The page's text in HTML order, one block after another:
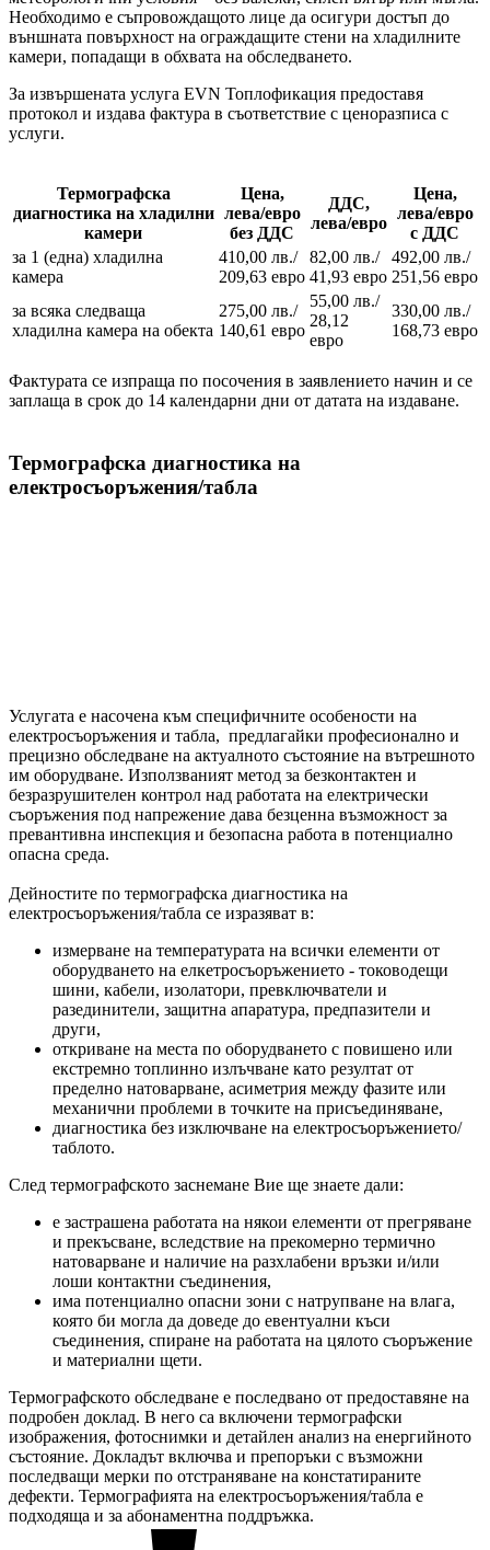
Необходимо е съпровождащото лице да осигури достъп до
външната повърхност на ограждащите стени на хладилните
камери, попадащи в обхвата на обследването.
За извършената услуга EVN Топлофикация предоставя
протокол и издава фактура в съответствие с ценоразписа с
услуги.
Термографска
диагностика на хладилни
камери
Цена,
лева/евро
без ДДС
ДДС,
лева/евро
Цена,
лева/евро
с ДДС
за 1 (една) хладилна
камера
410,00 лв./
209,63 евро
82,00 лв./
41,93 евро
492,00 лв./
251,56 евро
за всяка следваща
хладилна камера на обекта
275,00 лв./
140,61 евро
55,00 лв./
28,12
евро
330,00 лв./
168,73 евро
Фактурата се изпраща по посочения в заявлението начин и се
заплаща в срок до 14 календарни дни от датата на издаване.
Термографска диагностика на
електросъоръжения/табла
Услугата е насочена към специфичните особености на
електросъоръжения и табла, предлагайки професионално и
прецизно обследване на актуалното състояние на вътрешното
им оборудване. Използваният метод за безконтактен и
безразрушителен контрол над работата на електрически
съоръжения под напрежение дава безценна възможност за
превантивна инспекция и безопасна работа в потенциално
опасна среда.
Дейностите по термографска диагностика на
електросъоръжения/табла се изразяват в:
измерване на температурата на всички елементи от
оборудването на елкетросъоръжението - тоководещи
шини, кабели, изолатори, превключватели и
разединители, защитна апаратура, предпазители и
други,
откриване на места по оборудването с повишено или
екстремно топлинно излъчване като резултат от
пределно натоварване, асиметрия между фазите или
механични проблеми в точките на присъединяване,
диагностика без изключване на електросъоръжението/
таблото.
След термографското заснемане Вие ще знаете дали:
е застрашена работата на някои елементи от прегряване
и прекъсване, вследствие на прекомерно термично
натоварване и наличие на разхлабени връзки и/или
лоши контактни съединения,
има потенциално опасни зони с натрупване на влага,
която би могла да доведе до евентуални къси
съединения, спиране на работата на цялото съоръжение
и материални щети.
Термографското обследване е последвано от предоставяне на
подробен доклад. В него са включени термографски
изображения, фотоснимки и детайлен анализ на енергийното
състояние. Докладът включва и препоръки с възможни
последващи мерки по отстраняване на констатираните
дефекти. Термографията на електросъоръжения/табла е
подходяща и за абонаментна поддръжка.